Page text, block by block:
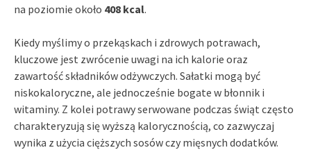
na poziomie około 408 kcal.
Kiedy myślimy o przekąskach i zdrowych potrawach,
kluczowe jest zwrócenie uwagi na ich kalorie oraz
zawartość składników odżywczych. Sałatki mogą być
niskokaloryczne, ale jednocześnie bogate w błonnik i
witaminy. Z kolei potrawy serwowane podczas świąt często
charakteryzują się wyższą kalorycznością, co zazwyczaj
wynika z użycia cięższych sosów czy mięsnych dodatków.